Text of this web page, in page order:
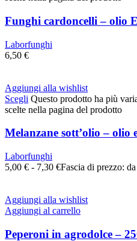
Funghi cardoncelli – olio
Laborfunghi
6,50 €
Aggiungi alla wishlist
Scegli Questo prodotto ha più
scelte nella pagina del prodotto
Melanzane sott’olio –
Laborfunghi
5,00 € - 7,30 €Fascia di prezzo:
Aggiungi alla wishlist
Aggiungi al carrello
Peperoni in agrodolce –